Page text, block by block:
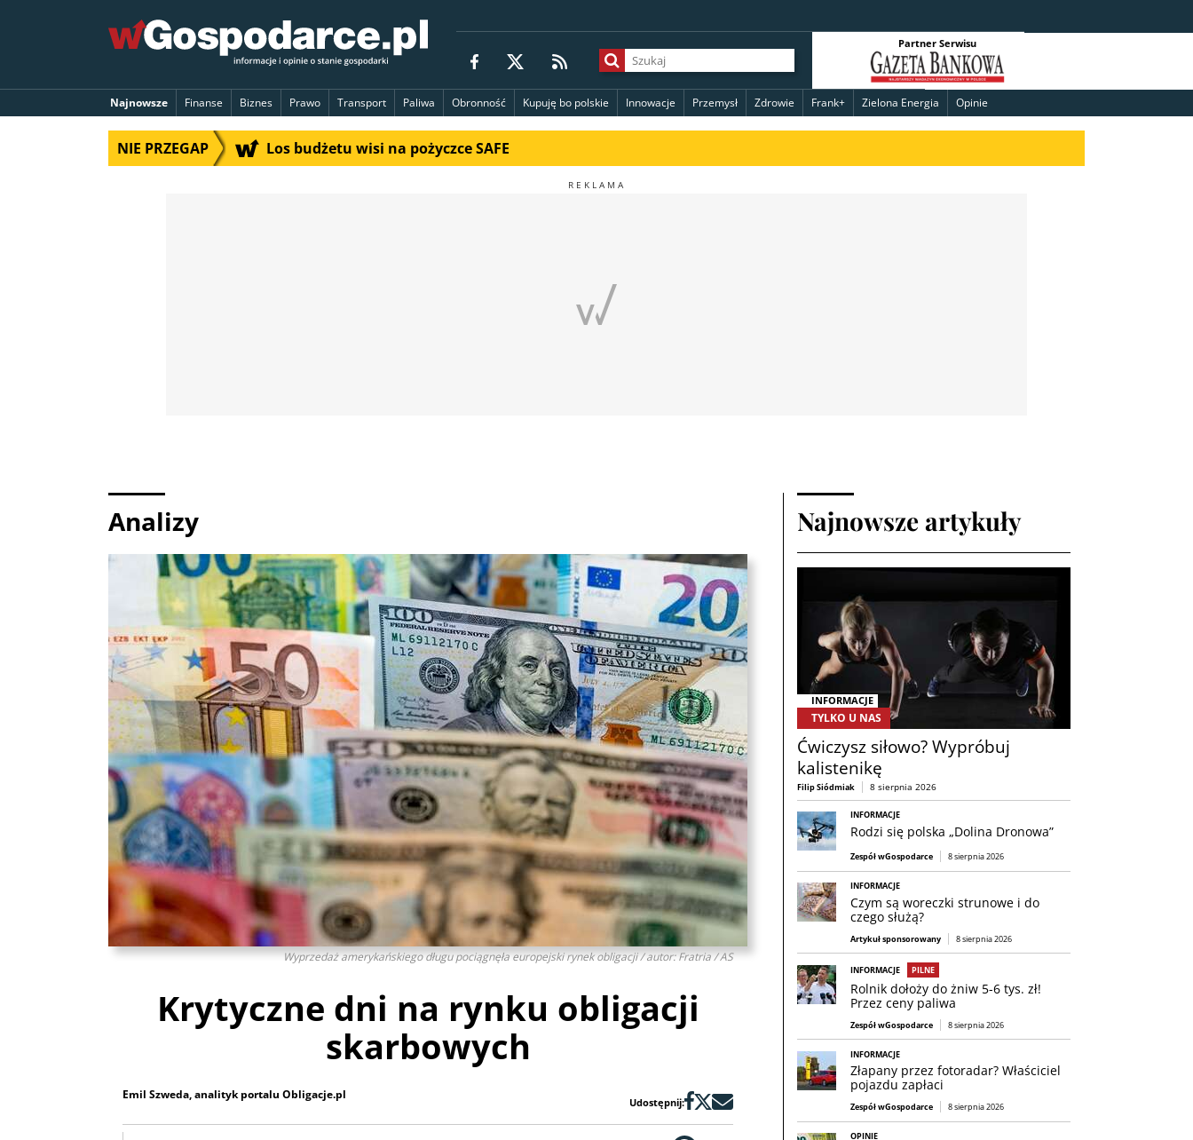
Partner Serwisu
Najnowsze Finanse Biznes Prawo Transport Paliwa Obronność Kupuję bo polskie Innowacje Przemysł Zdrowie Frank+ Zielona Energia Opinie
NIE PRZEGAP Los budżetu wisi na pożyczce SAFE
Analizy
Wyprzedaż amerykańskiego długu pociągnęła europejski rynek obligacji / autor: Fratria / AS
Krytyczne dni na rynku obligacji
skarbowych
Emil Szweda, analityk portalu Obligacje.pl
Udostępnij:
Najnowsze artykuły
INFORMACJE
TYLKO U NAS
Ćwiczysz siłowo? Wypróbuj
kalistenikę
Filip Siódmiak 8 sierpnia 2026
INFORMACJE
Rodzi się polska „Dolina Dronowa”
Zespół wGospodarce 8 sierpnia 2026
INFORMACJE
Czym są woreczki strunowe i do
czego służą?
Artykuł sponsorowany 8 sierpnia 2026
INFORMACJE PILNE
Rolnik dołoży do żniw 5-6 tys. zł!
Przez ceny paliwa
Zespół wGospodarce 8 sierpnia 2026
INFORMACJE
Złapany przez fotoradar? Właściciel
pojazdu zapłaci
Zespół wGospodarce 8 sierpnia 2026
OPINIE